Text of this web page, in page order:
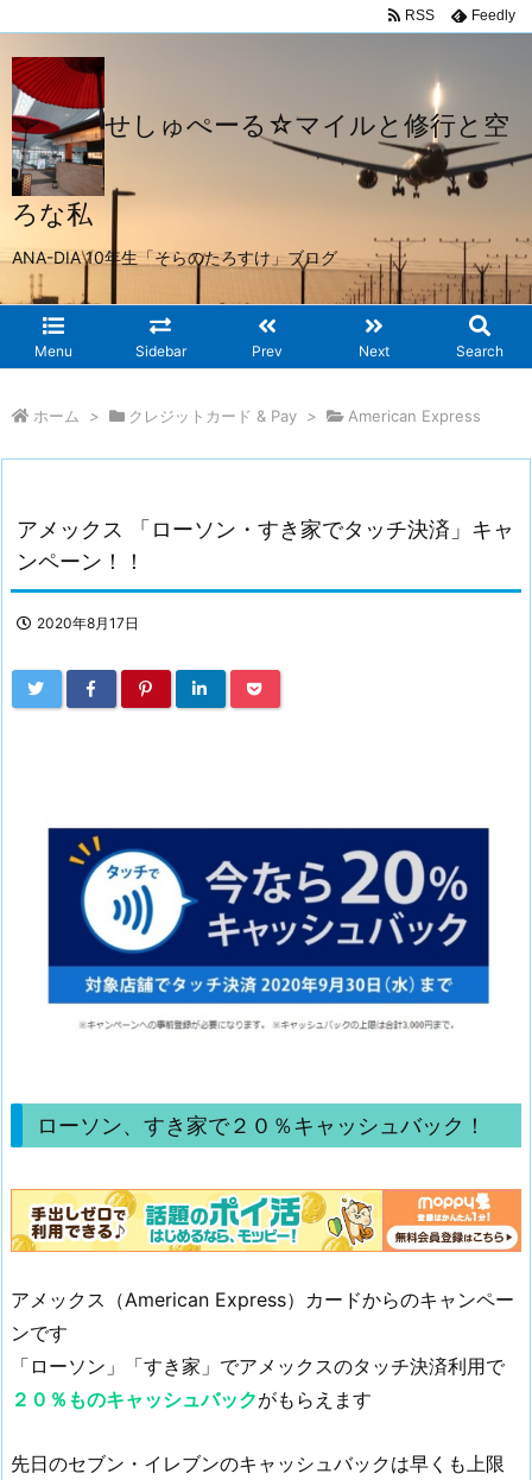
せしゅぺーる☆マイルと修行と空
ろな私
ANA-DIA 10年生「そらのたろすけ」ブログ
Menu Sidebar Prev Next Search
RSS Feedly
ホーム > クレジットカード & Pay > American Express
アメックス 「ローソン・すき家でタッチ決済」キャ
ンペーン！！
2020年8月17日
ローソン、すき家で２０％キャッシュバック！
アメックス（American Express）カードからのキャンペー
ンです
「ローソン」「すき家」でアメックスのタッチ決済利用で
２０％ものキャッシュバックがもらえます
先日のセブン・イレブンのキャッシュバックは早くも上限